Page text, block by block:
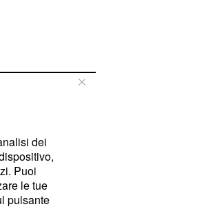
dei
Puoi
le tue
pulsante